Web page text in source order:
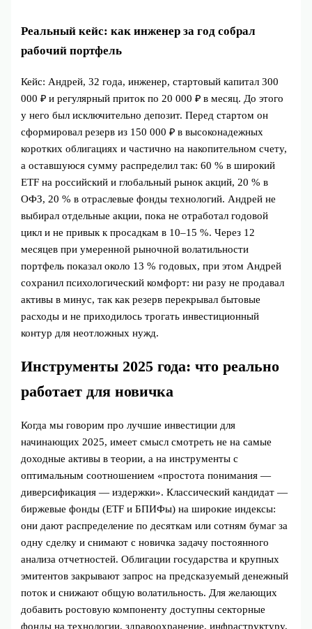
Реальный кейс: как инженер за год собрал
рабочий портфель
Кейс: Андрей, 32 года, инженер, стартовый капитал 300
000 ₽ и регулярный приток по 20 000 ₽ в месяц. До этого
у него был исключительно депозит. Перед стартом он
сформировал резерв из 150 000 ₽ в высоконадежных
коротких облигациях и частично на накопительном счету,
а оставшуюся сумму распределил так: 60 % в широкий
ETF на российский и глобальный рынок акций, 20 % в
ОФЗ, 20 % в отраслевые фонды технологий. Андрей не
выбирал отдельные акции, пока не отработал годовой
цикл и не привык к просадкам в 10–15 %. Через 12
месяцев при умеренной рыночной волатильности
портфель показал около 13 % годовых, при этом Андрей
сохранил психологический комфорт: ни разу не продавал
активы в минус, так как резерв перекрывал бытовые
расходы и не приходилось трогать инвестиционный
контур для неотложных нужд.
Инструменты 2025 года: что реально
работает для новичка
Когда мы говорим про лучшие инвестиции для
начинающих 2025, имеет смысл смотреть не на самые
доходные активы в теории, а на инструменты с
оптимальным соотношением «простота понимания —
диверсификация — издержки». Классический кандидат —
биржевые фонды (ETF и БПИФы) на широкие индексы:
они дают распределение по десяткам или сотням бумаг за
одну сделку и снимают с новичка задачу постоянного
анализа отчетностей. Облигации государства и крупных
эмитентов закрывают запрос на предсказуемый денежный
поток и снижают общую волатильность. Для желающих
добавить ростовую компоненту доступны секторные
фонды на технологии, здравоохранение, инфраструктуру,